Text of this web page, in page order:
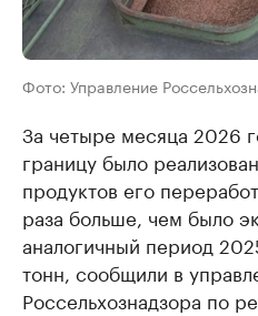
Фото: Управление
За четыре месяца 2026
границу было
продуктов его
раза больше, чем было
аналогичный период
тонн, сообщили в
Россельхознадзора по